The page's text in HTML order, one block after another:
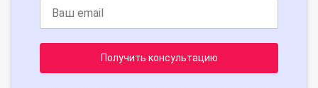
Получить консультацию